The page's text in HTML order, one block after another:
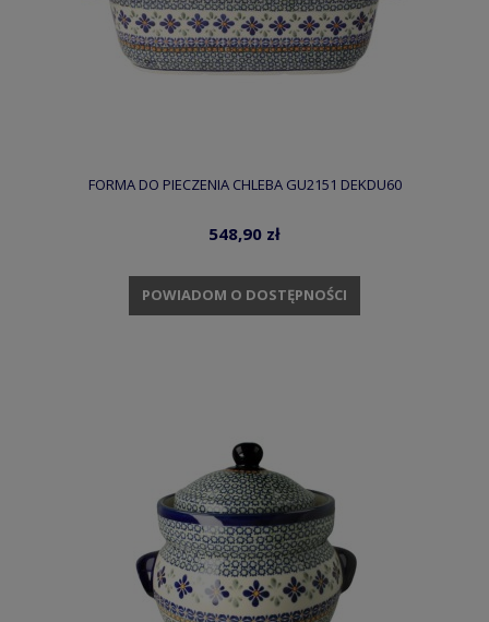
FORMA DO PIECZENIA CHLEBA GU2151 DEKDU60
548,90 zł
POWIADOM O DOSTĘPNOŚCI